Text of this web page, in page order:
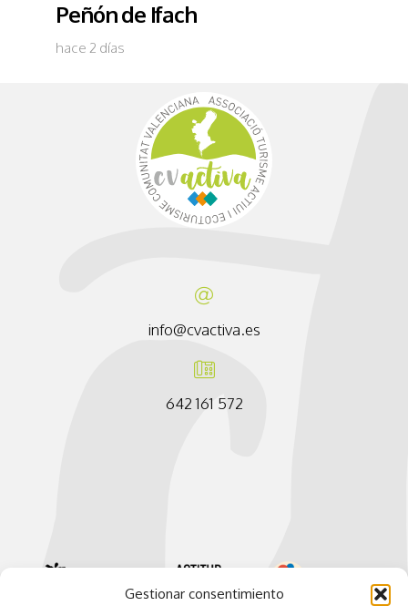
Gestionar consentimiento
Peñón de Ifach
hace 2 días
info@cvactiva.es
642 161 572